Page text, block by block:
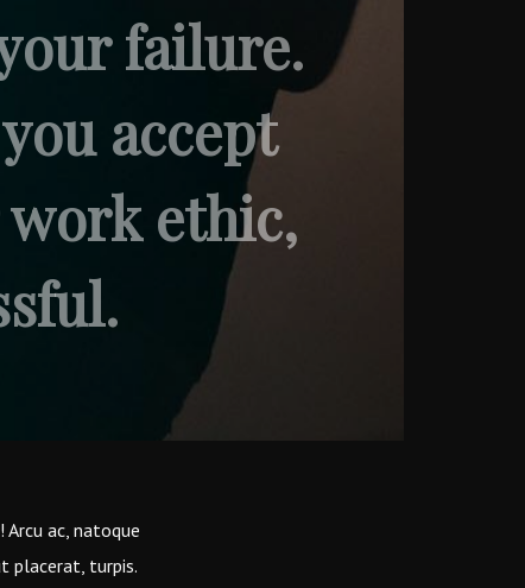
failure.
accept
ethic,
ac, natoque
placerat, turpis.